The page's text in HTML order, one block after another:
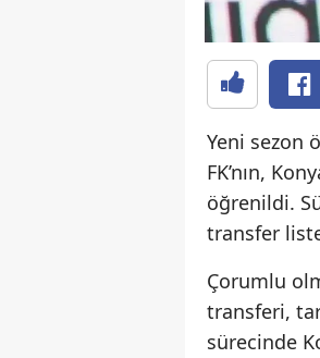
Yeni sezon
FK’nın,
öğrenildi.
transfer
Çorumlu
transferi,
sürecinde